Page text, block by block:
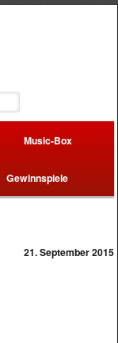
Music-Box
Gewinnspiele
21. September 2015